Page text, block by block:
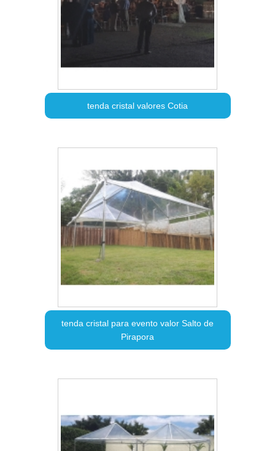
tenda cristal valores Cotia
tenda cristal para evento valor Salto de
Pirapora